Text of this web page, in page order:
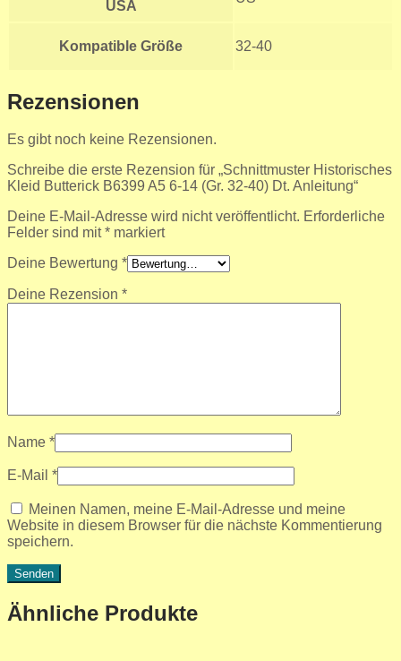
USA
Kompatible Größe 32-40
Rezensionen
Es gibt noch keine Rezensionen.
Schreibe die erste Rezension für „Schnittmuster Historisches
Kleid Butterick B6399 A5 6-14 (Gr. 32-40) Dt. Anleitung“
Deine E-Mail-Adresse wird nicht veröffentlicht. Erforderliche
Felder sind mit* markiert
Deine Bewertung *
Deine Rezension *
Name *
E-Mail *
Meinen Namen, meine E-Mail-Adresse und meine
Website in diesem Browser für die nächste Kommentierung
speichern.
Ähnliche Produkte